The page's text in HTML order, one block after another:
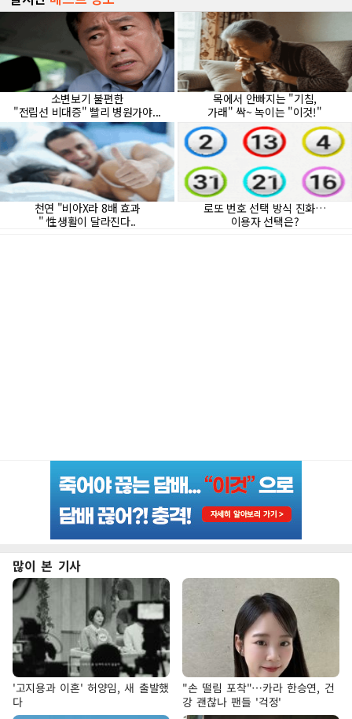
많이 본 기사
'고지용과 이혼' 허양임, 새 출발했
다
"손 떨림 포착"…카라 한승연, 건
강 괜찮나 팬들 '걱정'